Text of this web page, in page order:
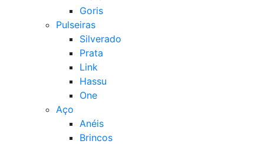
Goris
Pulseiras
Silverado
Prata
Link
Hassu
One
Aço
Anéis
Brincos